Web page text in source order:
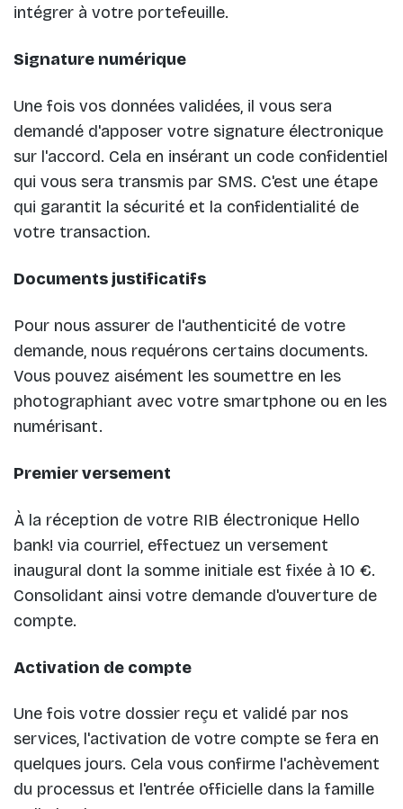
intégrer à votre portefeuille.
Signature numérique
Une fois vos données validées, il vous sera
demandé d'apposer votre signature électronique
sur l'accord. Cela en insérant un code confidentiel
qui vous sera transmis par SMS. C'est une étape
qui garantit la sécurité et la confidentialité de
votre transaction.
Documents justificatifs
Pour nous assurer de l'authenticité de votre
demande, nous requérons certains documents.
Vous pouvez aisément les soumettre en les
photographiant avec votre smartphone ou en les
numérisant.
Premier versement
À la réception de votre RIB électronique Hello
bank! via courriel, effectuez un versement
inaugural dont la somme initiale est fixée à 10 €.
Consolidant ainsi votre demande d'ouverture de
compte.
Activation de compte
Une fois votre dossier reçu et validé par nos
services, l'activation de votre compte se fera en
quelques jours. Cela vous confirme l'achèvement
du processus et l'entrée officielle dans la famille